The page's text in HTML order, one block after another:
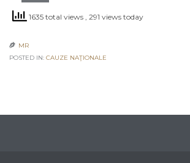
1635 total views , 291 views today
 MR
POSTED IN: CAUZE NAŢIONALE